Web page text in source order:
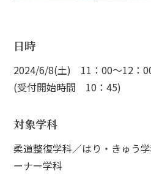
日時
2024/6/8(土) 11：00～12：
(受付開始時間 10：45)
対象学科
柔道整復学科／はり・きゅう
ーナー学科